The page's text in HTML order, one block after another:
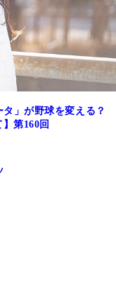
」が野球を変える？
第160回